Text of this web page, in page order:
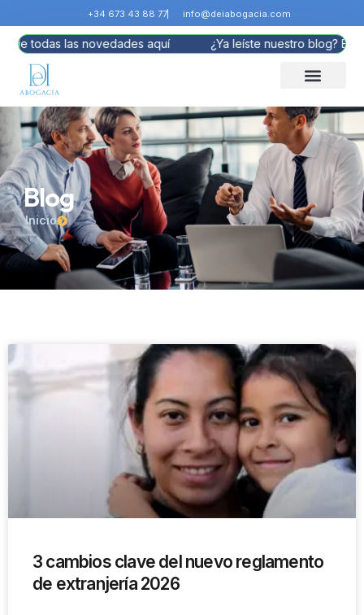
+34 673 43 88 77 info@deiabogacia.com
de todas las novedades aquí ¿Ya leíste nuestro blog?
Blog
Inicio
3 cambios clave del nuevo reglamento
de extranjería 2026